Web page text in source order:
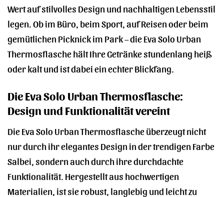
Wert auf stilvolles Design und nachhaltigen Lebensstil
legen. Ob im Büro, beim Sport, auf Reisen oder beim
gemütlichen Picknick im Park – die Eva Solo Urban
Thermosflasche hält Ihre Getränke stundenlang heiß
oder kalt und ist dabei ein echter Blickfang.
Die Eva Solo Urban Thermosflasche:
Design und Funktionalität vereint
Die Eva Solo Urban Thermosflasche überzeugt nicht
nur durch ihr elegantes Design in der trendigen Farbe
Salbei, sondern auch durch ihre durchdachte
Funktionalität. Hergestellt aus hochwertigen
Materialien, ist sie robust, langlebig und leicht zu